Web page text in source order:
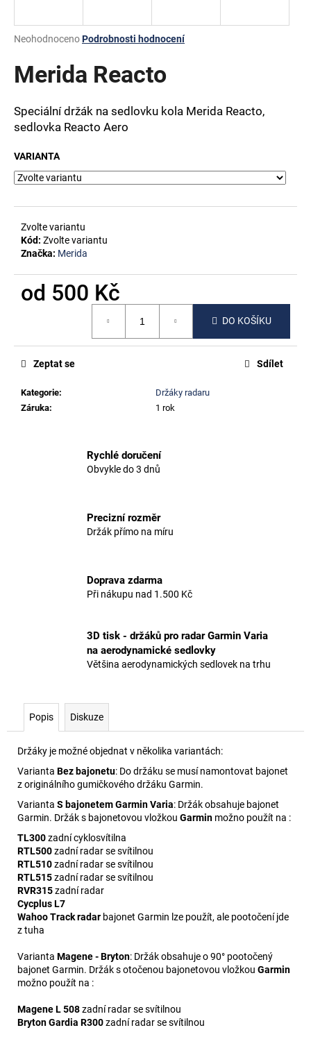
Průměrné
produktu
je
5
hvězdiček.
NeohodnocenoPodrobnosti hodnocení
Merida Reacto
Speciální držák na sedlovku kola Merida Reacto,
sedlovka Reacto Aero
VARIANTA
Zvolte variantu
Kód: Zvolte variantu
Značka: Merida
od 500 Kč
DO KOŠÍKU
Kategorie:
Držáky radaru
Záruka: 1 rok
Zeptat se Sdílet
Rychlé doručení
Obvykle do 3 dnů
Precizní rozměr
Držák přímo na míru
Doprava zdarma
Při nákupu nad 1.500 Kč
3D tisk - držáků pro radar Garmin Varia
na aerodynamické sedlovky
Většina aerodynamických sedlovek na trhu
Popis Diskuze
Držáky je možné objednat v několika variantách:
Varianta Bez bajonetu: Do držáku se musí namontovat bajonet
z originálního gumičkového držáku Garmin.
Varianta S bajonetem Garmin Varia: Držák obsahuje bajonet
Garmin. Držák s bajonetovou vložkou Garmin možno použít na :
TL300zadní cyklosvítilna
RTL500zadní radar se svítilnou
RTL510zadní radar se svítilnou
RTL515zadní radar se svítilnou
RVR315zadní radar
Cycplus L7
Wahoo Track radar bajonet Garmin lze použít, ale pootočení jde
z tuha
Varianta Magene - Bryton: Držák obsahuje o 90° pootočený
bajonet Garmin. Držák s otočenou bajonetovou vložkou Garmin
možno použít na :
Magene L 508zadní radar se svítilnou
Bryton Gardia R300zadní radar se svítilnou
j
t
D
o
p
j
e